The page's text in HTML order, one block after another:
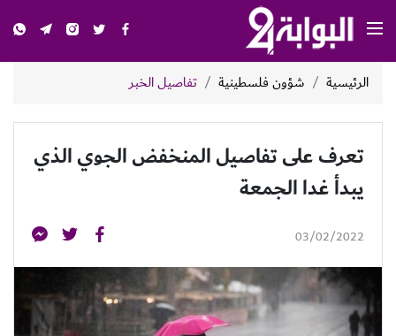
الرئيسية شؤون فلسطينية تفاصيل الخبر
تعرف على تفاصيل المنخفض الجوي الذي
يبدأ غدا الجمعة
03/02/2022